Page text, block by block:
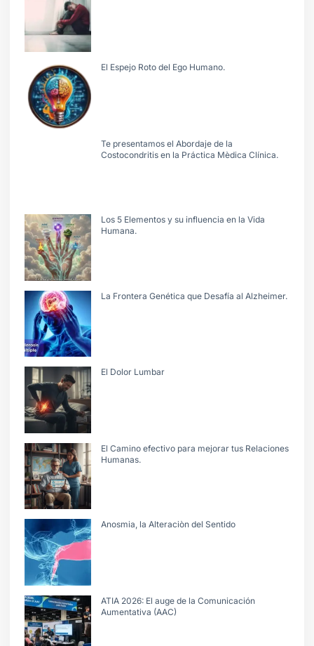
El Espejo Roto del Ego Humano.
Te presentamos el Abordaje de la
Costocondritis en la Práctica Mèdica Clínica.
Los 5 Elementos y su influencia en la Vida
Humana.
La Frontera Genética que Desafía al Alzheimer.
El Dolor Lumbar
El Camino efectivo para mejorar tus Relaciones
Humanas.
Anosmia, la Alteraciòn del Sentido
ATIA 2026: El auge de la Comunicación
Aumentativa (AAC)